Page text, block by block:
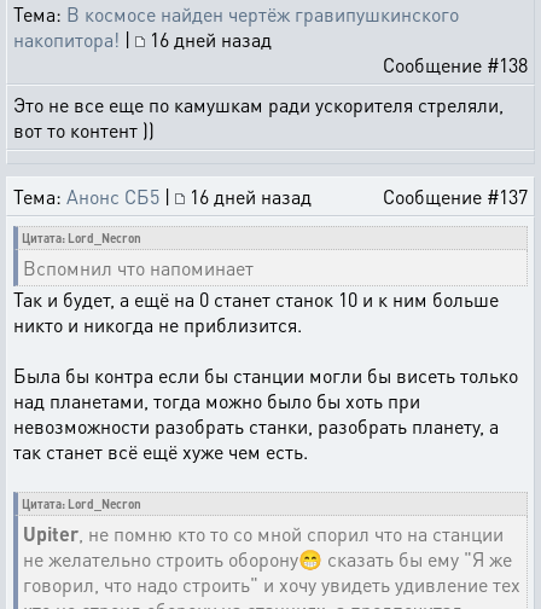
Тема: В космосе найден чертёж гравипушкинского
накопитора! |
16 дней назад
Сообщение #138
Это не все еще по камушкам ради ускорителя стреляли,
вот то контент ))
Тема: Анонс СБ5 | 16 дней назад Сообщение #137
Цитата: Lord_Necron
Вспомнил что напоминает
Так и будет, а ещё на 0 станет станок 10 и к ним больше
никто и никогда не приблизится.
Была бы контра если бы станции могли бы висеть только
над планетами, тогда можно было бы хоть при
невозможности разобрать станки, разобрать планету, а
так станет всё ещё хуже чем есть.
Цитата: Lord_Necron
Upiter , не помню кто то со мной спорил что на станции
не желательно строить оборону😁 сказать бы ему "Я же
говорил, что надо строить" и хочу увидеть удивление тех